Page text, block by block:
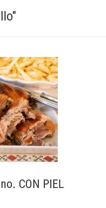
CON PIEL